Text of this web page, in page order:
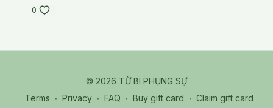
0
© 2026 TỪ BI PHỤNG SỰ
Terms ∙ Privacy ∙ FAQ ∙ Buy gift card ∙ Claim gift card